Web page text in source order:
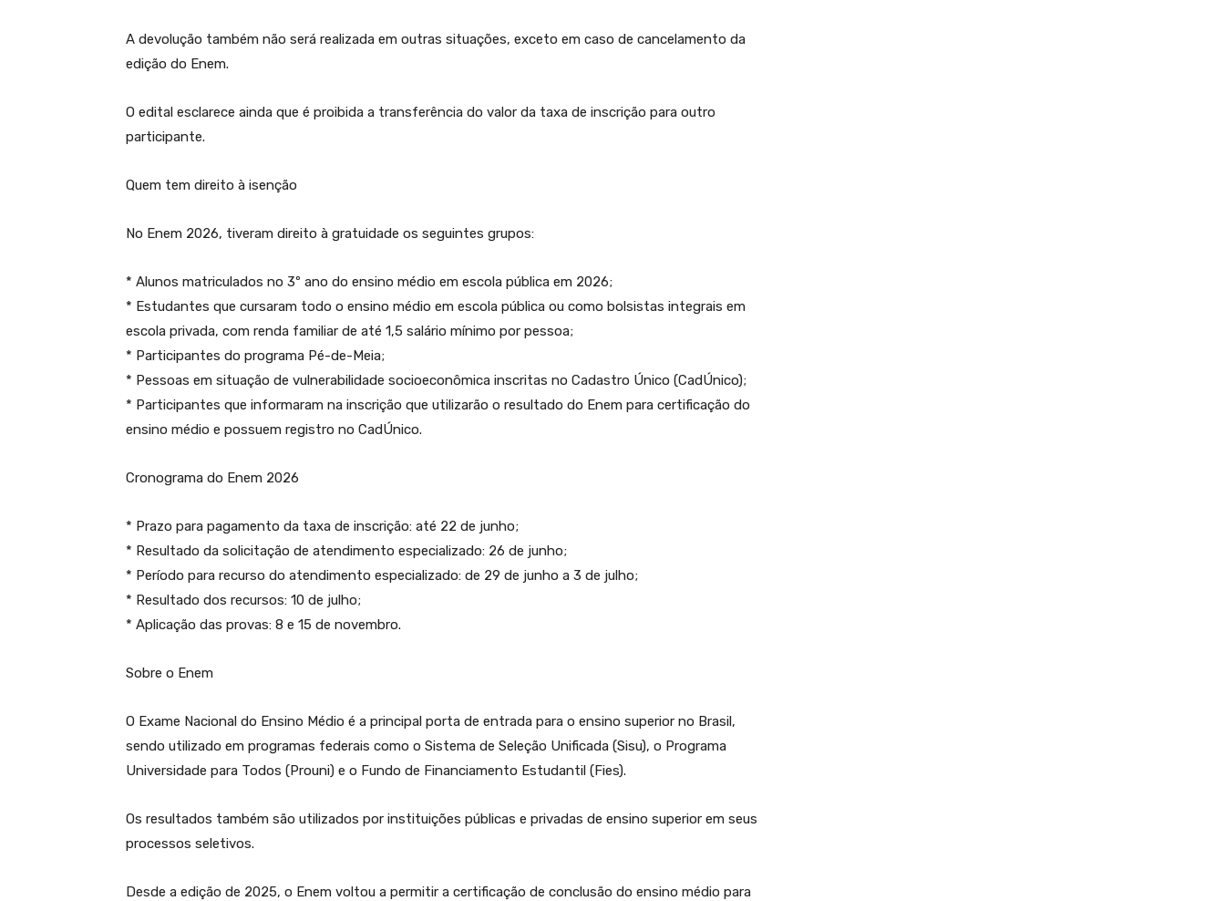
A devolução também não será realizada em outras situações, exceto em caso de cancelamento da
edição do Enem.
O edital esclarece ainda que é proibida a transferência do valor da taxa de inscrição para outro
participante.
Quem tem direito à isenção
No Enem 2026, tiveram direito à gratuidade os seguintes grupos:
* Alunos matriculados no 3º ano do ensino médio em escola pública em 2026;
* Estudantes que cursaram todo o ensino médio em escola pública ou como bolsistas integrais em
escola privada, com renda familiar de até 1,5 salário mínimo por pessoa;
* Participantes do programa Pé-de-Meia;
* Pessoas em situação de vulnerabilidade socioeconômica inscritas no Cadastro Único (CadÚnico);
* Participantes que informaram na inscrição que utilizarão o resultado do Enem para certificação do
ensino médio e possuem registro no CadÚnico.
Cronograma do Enem 2026
* Prazo para pagamento da taxa de inscrição: até 22 de junho;
* Resultado da solicitação de atendimento especializado: 26 de junho;
* Período para recurso do atendimento especializado: de 29 de junho a 3 de julho;
* Resultado dos recursos: 10 de julho;
* Aplicação das provas: 8 e 15 de novembro.
Sobre o Enem
O Exame Nacional do Ensino Médio é a principal porta de entrada para o ensino superior no Brasil,
sendo utilizado em programas federais como o Sistema de Seleção Unificada (Sisu), o Programa
Universidade para Todos (Prouni) e o Fundo de Financiamento Estudantil (Fies).
Os resultados também são utilizados por instituições públicas e privadas de ensino superior em seus
processos seletivos.
Desde a edição de 2025, o Enem voltou a permitir a certificação de conclusão do ensino médio para